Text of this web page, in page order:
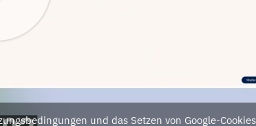
und das Setzen von Google-